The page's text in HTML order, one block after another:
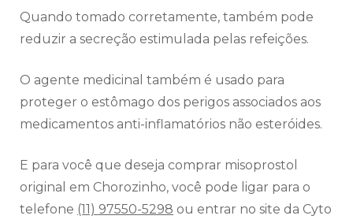
Quando tomado corretamente, também pode
reduzir a secreção estimulada pelas refeições.
O agente medicinal também é usado para
proteger o estômago dos perigos associados aos
medicamentos anti-inflamatórios não esteróides.
E para você que deseja comprar misoprostol
original em Chorozinho, você pode ligar para o
telefone (11) 97550-5298 ou entrar no site da Cyto